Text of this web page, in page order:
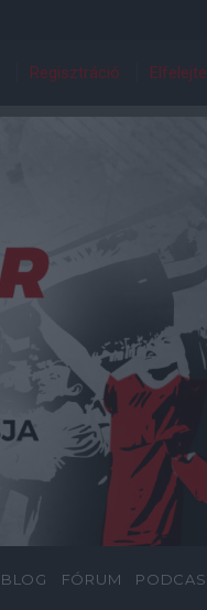
Regisztráció
BLOG FÓRUM